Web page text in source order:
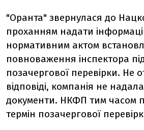
"Оранта" звернулася до
проханням надати
нормативним актом
повноваження інспектора
позачергової перевірки. Не
відповіді, компанія не
документи. НКФП тим часом
термін позачергової